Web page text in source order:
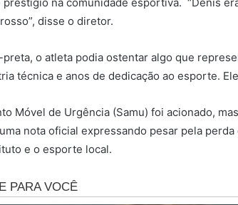
disse o diretor.
o atleta podia ostentar algo que
técnica e anos de dedicação ao esporte.
Móvel de Urgência (Samu) foi acionado,
nota oficial expressando pesar pela
e o esporte local.